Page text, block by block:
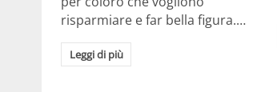
risparmiare e far bella figura.…
Leggi di più